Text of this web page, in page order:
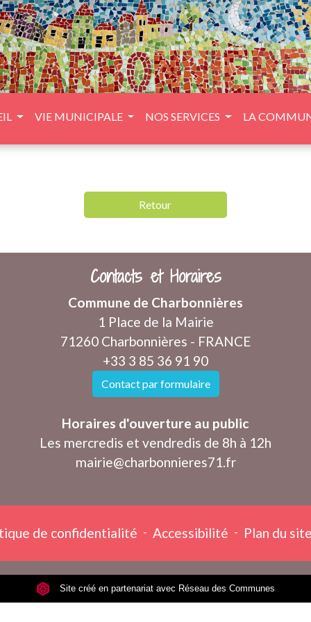
VIE MUNICIPALE NOS SERVICES LA
Retour
Contacts et Horaires
Commune de Charbonnières
1 Place de la Mairie
71260 Charbonnières - FRANCE
+33 3 85 36 91 90
Contact par formulaire
Horaires d'ouverture au public
Les mercredis et vendredis de 8h à 12h
mairie@charbonnieres71.fr
de confidentialité - Accessibilité - Plan du site
Site créé en partenariat avec Réseau des Communes